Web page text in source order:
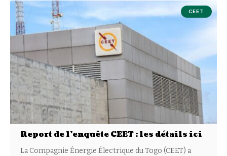
CEET
Report de l’enquête CEET : les détails ici
La Compagnie Énergie Électrique du Togo (CEET) a